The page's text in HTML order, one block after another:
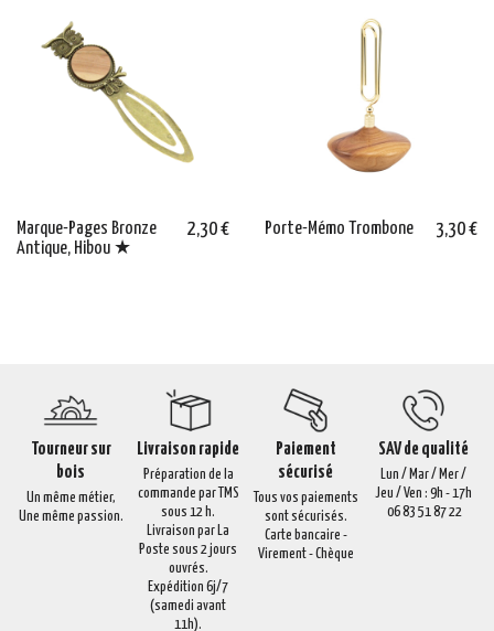
Marque-Pages Bronze
Antique, Hibou ★
2,30 € Porte-Mémo Trombone 3,30 €
Tourneur sur
bois
Un même métier,
Une même passion.
Livraison rapide
Préparation de la
commande par TMS
sous 12 h.
Livraison par La
Poste sous 2 jours
ouvrés.
Expédition 6j/7
(samedi avant
11h).
Paiement
sécurisé
Tous vos paiements
sont sécurisés.
Carte bancaire -
Virement - Chèque
SAV de qualité
Lun / Mar / Mer /
Jeu / Ven : 9h - 17h
06 83 51 87 22